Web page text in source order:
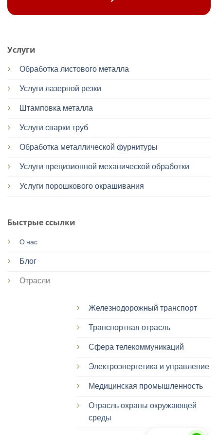
Услуги
Обработка листового металла
Услуги лазерной резки
Штамповка металла
Услуги сварки труб
Обработка металлической фурнитуры
Услуги прецизионной механической обработки
Услуги порошкового окрашивания
Быстрые ссылки
О нас
Блог
Отрасли
Железнодорожный транспорт
Транспортная отрасль
Сфера телекоммуникаций
Электроэнергетика и управление
Медицинская промышленность
Отрасль охраны окружающей
среды